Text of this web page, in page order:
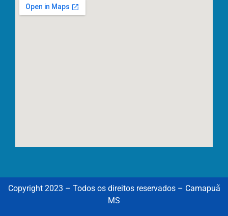
Copyright 2023 – Todos os direitos reservados – Camapuã
MS